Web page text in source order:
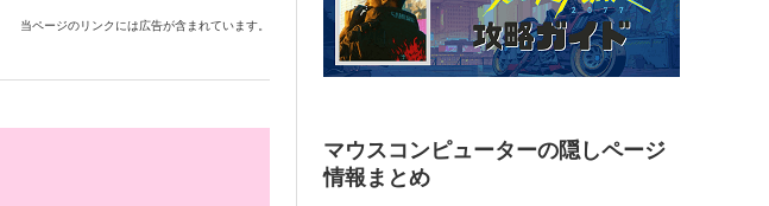
当ページのリンクには広告が含まれています。
マウスコンピューターの隠しページ
情報まとめ